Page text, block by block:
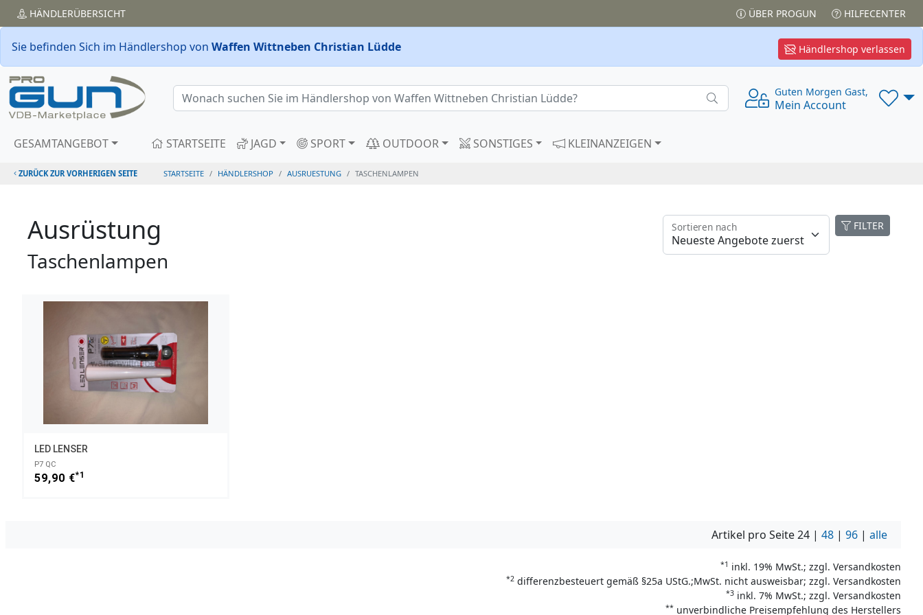
HÄNDLERÜBERSICHT ÜBER PROGUN HILFECENTER
Händlershop verlassen
Sie befinden Sich im Händlershop von Waffen Wittneben Christian Lüdde
Guten Morgen Gast,
Mein Account
GESAMTANGEBOT STARTSEITE JAGD SPORT OUTDOOR SONSTIGES KLEINANZEIGEN
ZURÜCK ZUR VORHERIGEN SEITE STARTSEITE HÄNDLERSHOP AUSRUESTUNG TASCHENLAMPEN
Ausrüstung
Taschenlampen
FILTER
Sortieren nach
LED LENSER
P7 QC
59,90 €*1
Artikel pro Seite24 | 48 | 96 | alle
*1 inkl. 19% MwSt.; zzgl. Versandkosten
*2 differenzbesteuert gemäß §25a UStG.;MwSt. nicht ausweisbar; zzgl. Versandkosten
*3 inkl. 7% MwSt.; zzgl. Versandkosten
** unverbindliche Preisempfehlung des Herstellers